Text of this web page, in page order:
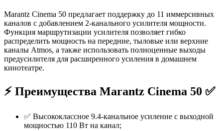
Marantz Cinema 50 предлагает поддержку до 11 иммерсивных
каналов с добавлением 2-канального усилителя мощности.
Функция маршрутизации усилителя позволяет гибко
распределить мощность на передние, тыловые или верхние
каналы Atmos, а также использовать полноценные выходы
предусилителя для расширенного усиления в домашнем
кинотеатре.
⚡️ Преимущества Marantz Cinema 50 ✅
✅ Высококлассное 9.4-канальное усиление с выходной
мощностью 110 Вт на канал;